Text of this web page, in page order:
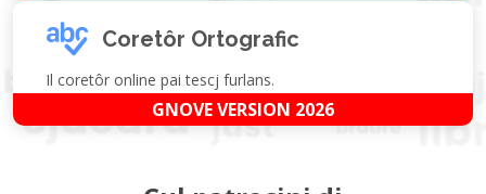
Coretôr Ortografic
Il coretôr online pai tescj furlans.
GNOVE VERSION 2026